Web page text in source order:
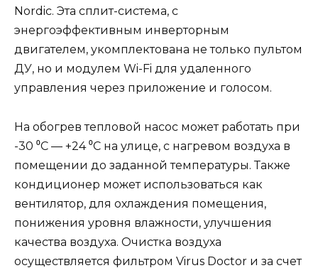
Nordic. Эта сплит-система, с
энергоэффективным инверторным
двигателем, укомплектована не только пультом
ДУ, но и модулем Wi-Fi для удаленного
управления через приложение и голосом.
На обогрев тепловой насос может работать при
-30 ⁰С — +24 ⁰С на улице, с нагревом воздуха в
помещении до заданной температуры. Также
кондиционер может использоваться как
вентилятор, для охлаждения помещения,
понижения уровня влажности, улучшения
качества воздуха. Очистка воздуха
осуществляется фильтром Virus Doctor и за счет